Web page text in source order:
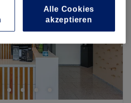
10:00–20:00
10:00–20:00
Beauty & Kosmetik in Wilmersdorf!
breite Palette an hochwertigen
Make-up,
und dauerhafte Haarentfernung.
entdecke deine natürliche
Alle Cookies
akzeptieren